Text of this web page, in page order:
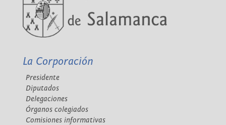
La Corporación
Presidente
Diputados
Delegaciones
Órganos colegiados
Comisiones informativas